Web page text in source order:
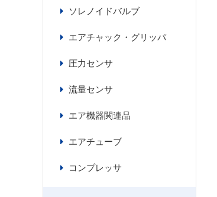
ソレノイドバルブ
エアチャック・グリッパ
圧力センサ
流量センサ
エア機器関連品
エアチューブ
コンプレッサ